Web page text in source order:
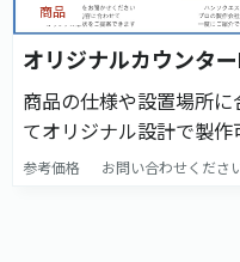
オリジナルカウンタ
商品の仕様や設置場所に
てオリジナル設計で製作
す！ 小ロットで製作も可
参考価格 お問い合わせくださ
商品